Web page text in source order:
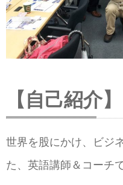
【自己紹介】
世界を股にかけ、ビジ
た、英語講師＆コーチ